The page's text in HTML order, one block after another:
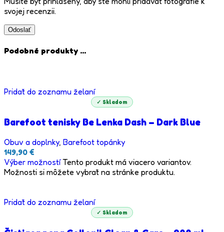
svojej recenzii.
Podobné produkty ...
Pridať do zoznamu želaní
✓ Skladom
Barefoot tenisky Be Lenka Dash – Dark Blue
Obuv a doplnky, Barefoot topánky
149,90 €
Výber možností Tento produkt má viacero variantov.
Možnosti si môžete vybrať na stránke produktu.
Pridať do zoznamu želaní
✓ Skladom